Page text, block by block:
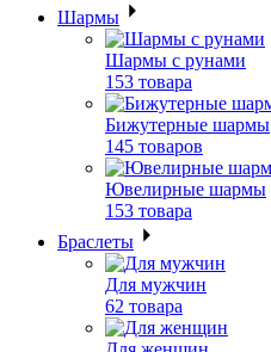
Шармы
Шармы с рунами
153 товара
Бижутерные шармы
145 товаров
Ювелирные шармы
153 товара
Браслеты
Для мужчин
62 товара